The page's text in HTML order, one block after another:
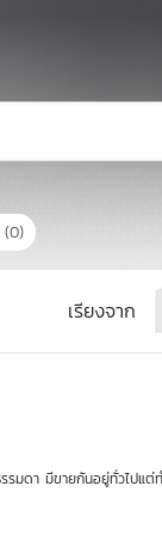
(0)
เรียงจาก
ดา มีขายกันอยู่ทั่วไปแต่
ค้าและสร้างยอดขาย หนึ่
มีพลังให้ผู้บริโภคตัดสินใ